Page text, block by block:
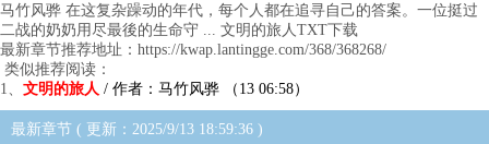
马竹风骅 在这复杂躁动的年代，每个人都在追寻自己的答案。一位挺过
二战的奶奶用尽最後的生命守 ... 文明的旅人TXT下载
最新章节推荐地址：https://kwap.lantingge.com/368/368268/
类似推荐阅读：
1、 文明的旅人 / 作者：马竹风骅 （13 06:58）
最新章节 ( 更新：2025/9/13 18:59:36 )